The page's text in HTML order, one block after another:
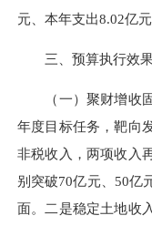
元、本年支出8.02亿
三、预算执行效
（一）聚财增收固
年度目标任务，靶向
非税收入，两项收入
别突破70亿元、50亿
面。二是稳定土地收